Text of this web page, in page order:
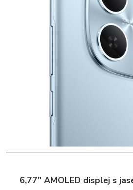
6,77" AMOLED displej s